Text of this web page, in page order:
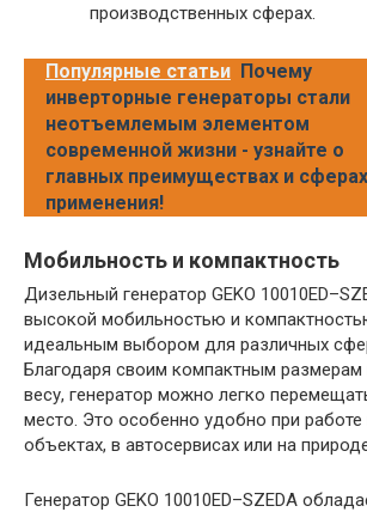
производственных сферах.
Популярные статьи Почему
инверторные генераторы стали
неотъемлемым элементом
современной жизни - узнайте о
главных преимуществах и сферах
применения!
Мобильность и компактность
Дизельный генератор GEKO
высокой мобильностью и
идеальным выбором для различных
Благодаря своим компактным
весу, генератор можно легко
место. Это особенно удобно при работе
объектах, в автосервисах или на
Генератор GEKO 10010ED–SZEDA